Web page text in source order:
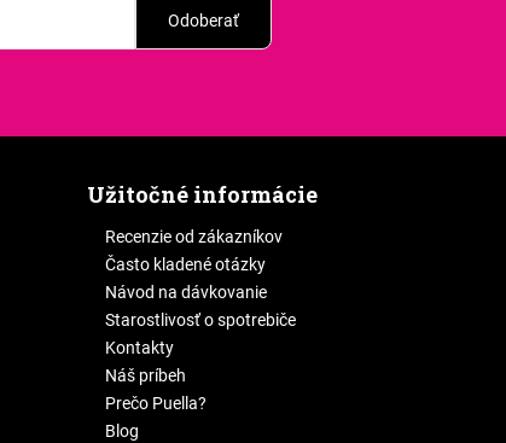
Odoberať
Užitočné informácie
Recenzie od zákazníkov
Často kladené otázky
Návod na dávkovanie
Starostlivosť o spotrebiče
Kontakty
Náš príbeh
Prečo Puella?
Blog